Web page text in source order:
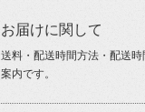
お届けに関して
送料・配送時間方法・配送
案内です。